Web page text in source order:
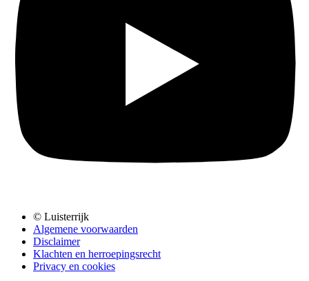
© Luisterrijk
Algemene voorwaarden
Disclaimer
Klachten en herroepingsrecht
Privacy en cookies